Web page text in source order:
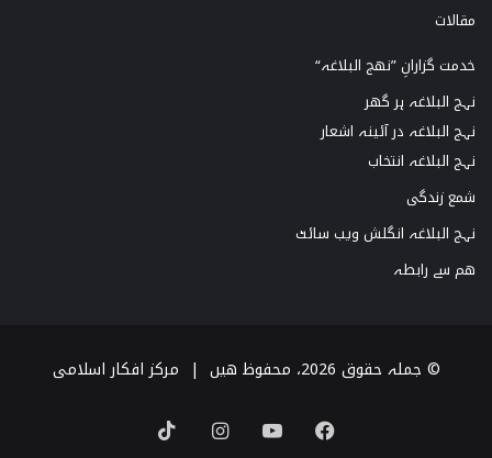
مقالات
خدمت گزارانِ ”نھج البلاغہ“
نہج البلاغہ ہر گھر
نہج البلاغہ در آئینہ اشعار
نہج البلاغہ انتخاب
شمع زندگی
نہج البلاغہ انگلش ویب سائٹ
ھم سے رابطہ
© جملہ حقوق 2026، محفوظ ھیں | مرکز افکار اسلامی
Facebook
YouTube
Instagram